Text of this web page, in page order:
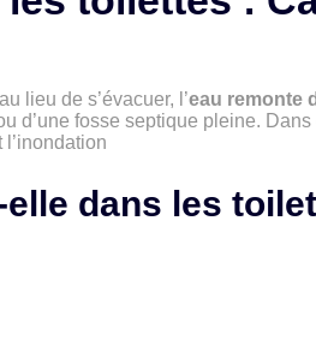
lieu de s’évacuer, l’eau remonte
d’une fosse septique pleine.
dans les